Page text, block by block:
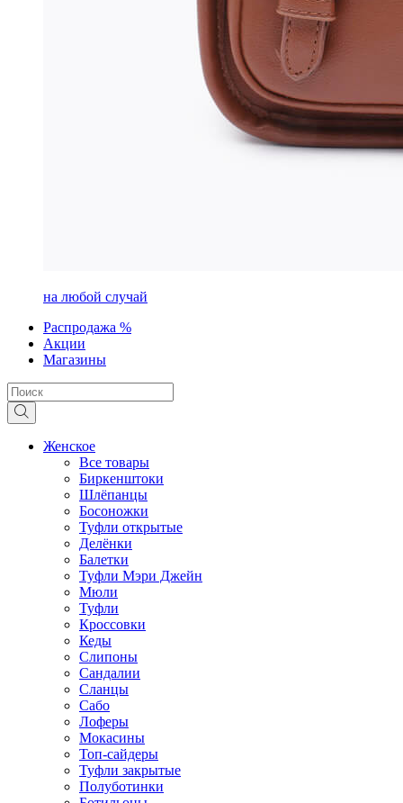
на любой случай
Распродажа %
Акции
Магазины
Женское
Все товары
Биркенштоки
Шлёпанцы
Босоножки
Туфли открытые
Делёнки
Балетки
Туфли Мэри Джейн
Мюли
Туфли
Кроссовки
Кеды
Слипоны
Сандалии
Сланцы
Сабо
Лоферы
Мокасины
Топ-сайдеры
Туфли закрытые
Полуботинки